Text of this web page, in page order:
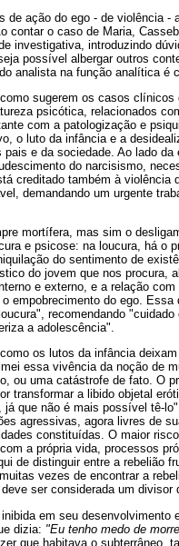
ação do ego - de violência -
contar o caso de Maria,
investigativa, introduzindo
possível albergar outros
analista na função analítica é
sugerem os casos
psicótica, relacionados
com a patologização e
o luto da infância e a
e da sociedade. Ao lado
do narcisismo,
creditado também à violência
demandando um urgente
mortífera, mas sim o
e psicose: na loucura, há o
do sentimento de
do jovem que nos procura,
e externo, e a relação
empobrecimento do ego. Essa
recomendando
a adolescência".
os lutos da infância
essa vivência da noção de
ou uma catástrofe de fato. O
transformar a libido objetal
que não é mais possível tê-
agressivas, agora livres de
constituídas. O maior
a própria vida, processos
de distinguir entre a rebelião
vezes de encontrar a
ser considerada um divisor
em seu desenvolvimento
dizia: "Eu tenho medo de
que habitava o subterrâneo,